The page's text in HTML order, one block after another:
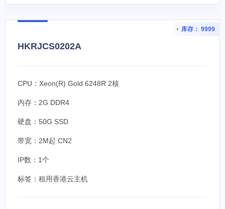
库存： 9999
HKRJCS0202A
CPU：Xeon(R) Gold 6248R 2核
内存：2G DDR4
硬盘：50G SSD
带宽：2M起 CN2
IP数：1个
标签： 租用香港云主机